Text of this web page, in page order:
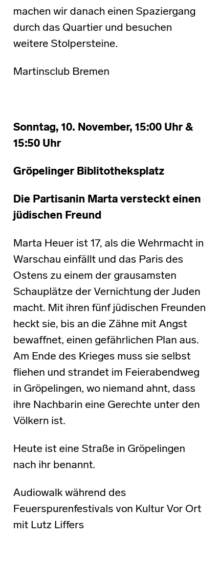
machen wir danach einen Spaziergang
durch das Quartier und besuchen
weitere Stolpersteine.
Martinsclub Bremen
Sonntag, 10. November, 15:00 Uhr &
15:50 Uhr
Gröpelinger Biblitotheksplatz
Die Partisanin Marta versteckt einen
jüdischen Freund
Marta Heuer ist 17, als die Wehrmacht in
Warschau einfällt und das Paris des
Ostens zu einem der grausamsten
Schauplätze der Vernichtung der Juden
macht. Mit ihren fünf jüdischen Freunden
heckt sie, bis an die Zähne mit Angst
bewaffnet, einen gefährlichen Plan aus.
Am Ende des Krieges muss sie selbst
fliehen und strandet im Feierabendweg
in Gröpelingen, wo niemand ahnt, dass
ihre Nachbarin eine Gerechte unter den
Völkern ist.
Heute ist eine Straße in Gröpelingen
nach ihr benannt.
Audiowalk während des
Feuerspurenfestivals von Kultur Vor Ort
mit Lutz Liffers